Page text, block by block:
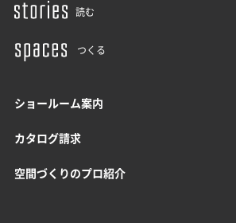
読む
つくる
ショールーム案内
カタログ請求
空間づくりのプロ紹介